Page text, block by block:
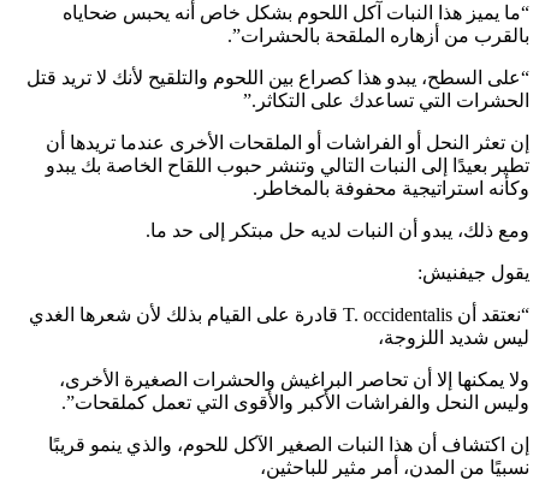
“ما يميز هذا النبات آكل اللحوم بشكل خاص أنه يحبس ضحاياه
بالقرب من أزهاره الملقحة بالحشرات”.
“على السطح، يبدو هذا كصراع بين اللحوم والتلقيح لأنك لا تريد قتل
الحشرات التي تساعدك على التكاثر.”
إن تعثر النحل أو الفراشات أو الملقحات الأخرى عندما تريدها أن
تطير بعيدًا إلى النبات التالي وتنشر حبوب اللقاح الخاصة بك يبدو
وكأنه استراتيجية محفوفة بالمخاطر.
ومع ذلك، يبدو أن النبات لديه حل مبتكر إلى حد ما.
يقول جيفنيش:
“نعتقد أن T. occidentalis قادرة على القيام بذلك لأن شعرها الغدي
ليس شديد اللزوجة،
ولا يمكنها إلا أن تحاصر البراغيش والحشرات الصغيرة الأخرى،
وليس النحل والفراشات الأكبر والأقوى التي تعمل كملقحات”.
إن اكتشاف أن هذا النبات الصغير الآكل للحوم، والذي ينمو قريبًا
نسبيًا من المدن، أمر مثير للباحثين،